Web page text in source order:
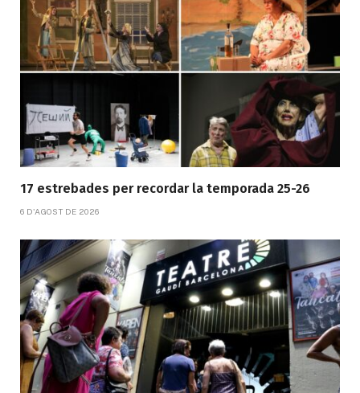
17 estrebades per recordar la temporada 25-26
6 D'AGOST DE 2026